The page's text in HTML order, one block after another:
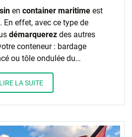
en container maritime est
effet, avec ce type de
démarquerez des autres
conteneur : bardage
ou tôle ondulée du…
LIRE LA SUITE